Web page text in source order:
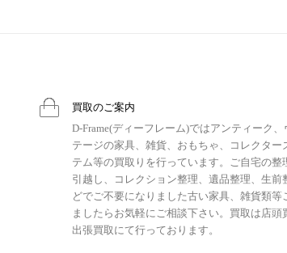
買取のご案内
D-Frame(ディーフレーム)ではアンティーク、
テージの家具、雑貨、おもちゃ、コレクター
テム等の買取りを行っています。ご自宅の整
引越し、コレクション整理、遺品整理、生前
どでご不要になりました古い家具、雑貨類等
ましたらお気軽にご相談下さい。買取は店頭
出張買取にて行っております。